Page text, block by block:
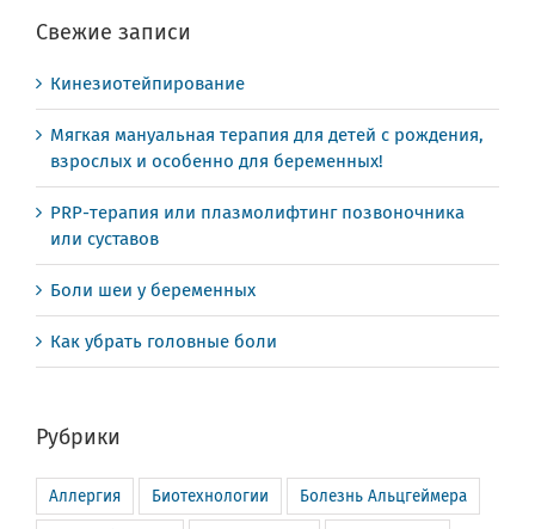
Свежие записи
Кинезиотейпирование
Мягкая мануальная терапия для детей с рождения,
взрослых и особенно для беременных!
PRP-терапия или плазмолифтинг позвоночника
или суставов
Боли шеи у беременных
Как убрать головные боли
Рубрики
Аллергия Биотехнологии Болезнь Альцгеймера